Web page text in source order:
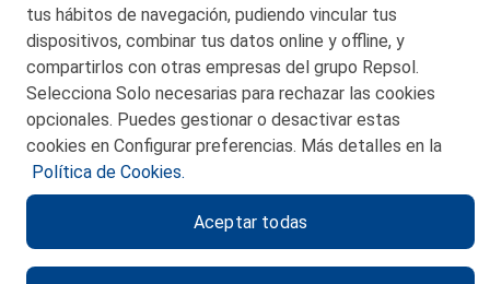
CONTACTO
MAPA WEB
POLITICA DE PRIVACIDAD
POLITICA DE COOKIES
CANAL DE ÉTICA
tus hábitos de navegación, pudiendo vincular tus
dispositivos, combinar tus datos online y offline, y
compartirlos con otras empresas del grupo Repsol.
Selecciona Solo necesarias para rechazar las cookies
opcionales. Puedes gestionar o desactivar estas
cookies en Configurar preferencias. Más detalles en la
Política de Cookies.
Aceptar todas